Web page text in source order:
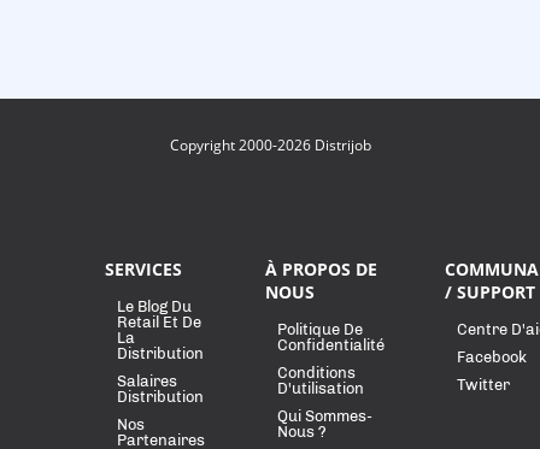
Copyright 2000-2026 Distrijob
SERVICES
Le Blog Du
Retail Et De
La
Distribution
Salaires
Distribution
Nos
Partenaires
À PROPOS DE
NOUS
Politique De
Confidentialité
Conditions
D'utilisation
Qui Sommes-
Nous ?
/ SUPPORT
Centre
Facebook
Twitter